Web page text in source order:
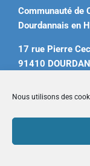
Nous utilisons des
Communauté de
Dourdannais en
17 rue Pierre
91410 DOURDAN
Accueil|Plan du